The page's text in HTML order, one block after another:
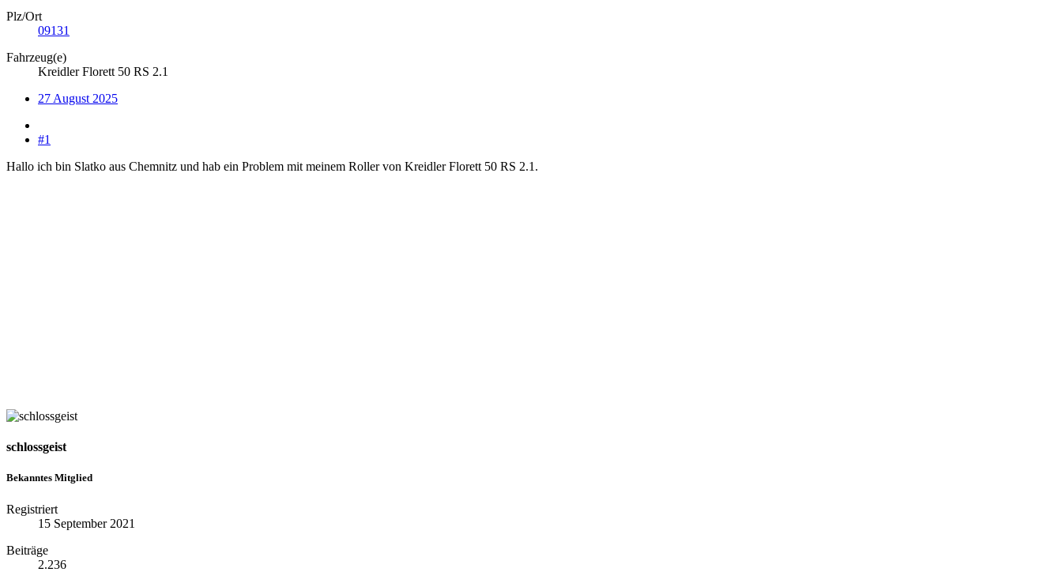
Plz/Ort
09131
Fahrzeug(e)
Kreidler Florett 50 RS 2.1
27 August 2025
#1
Hallo ich bin Slatko aus Chemnitz und hab ein Problem mit meinem Roller von Kreidler Florett 50 RS 2.1.
schlossgeist
Bekanntes Mitglied
Registriert
15 September 2021
Beiträge
2.236